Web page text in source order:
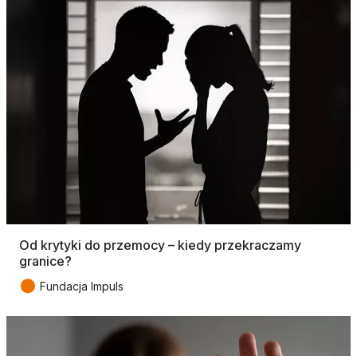
Od krytyki do przemocy – kiedy przekraczamy
granice?
● Fundacja Impuls